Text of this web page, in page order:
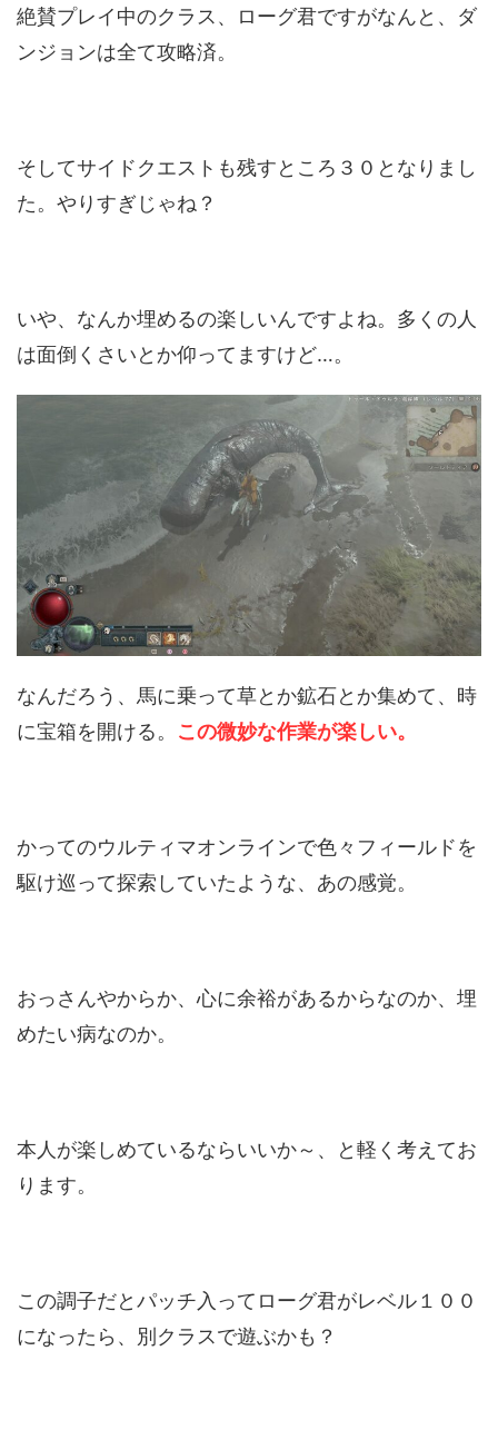
絶賛プレイ中のクラス、ローグ君ですがなんと、ダ
ンジョンは全て攻略済。
そしてサイドクエストも残すところ３０となりまし
た。やりすぎじゃね？
いや、なんか埋めるの楽しいんですよね。多くの人
は面倒くさいとか仰ってますけど…。
なんだろう、馬に乗って草とか鉱石とか集めて、時
に宝箱を開ける。 この微妙な作業が楽しい。
かってのウルティマオンラインで色々フィールドを
駆け巡って探索していたような、あの感覚。
おっさんやからか、心に余裕があるからなのか、埋
めたい病なのか。
本人が楽しめているならいいか～、と軽く考えてお
ります。
この調子だとパッチ入ってローグ君がレベル１００
になったら、別クラスで遊ぶかも？